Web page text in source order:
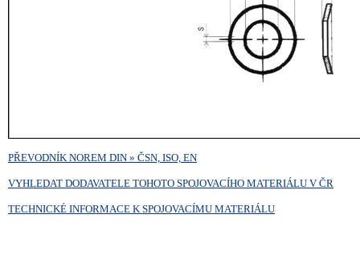
PŘEVODNÍK NOREM DIN » ČSN, ISO, EN
VYHLEDAT DODAVATELE TOHOTO SPOJOVACÍHO MATERIÁLU V ČR
TECHNICKÉ INFORMACE K SPOJOVACÍMU MATERIÁLU